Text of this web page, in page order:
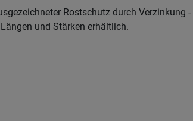
Rostschutz durch
und Stärken erhältlich.